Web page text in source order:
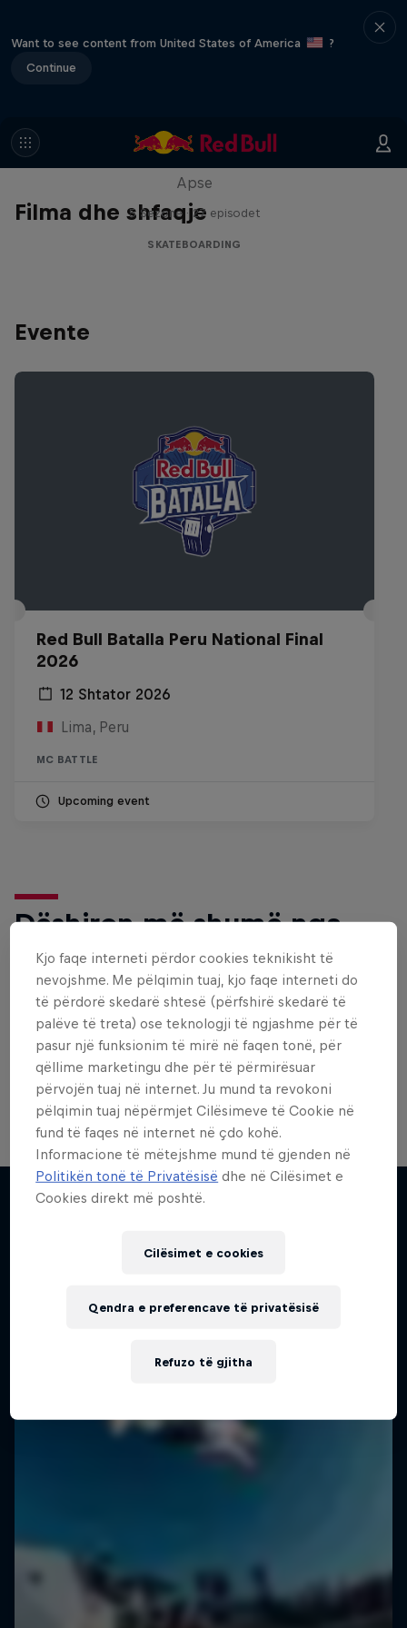
Want to see content from United States of America
?
Continue
Filma dhe shfaqje
Skate Tales
Apse
5 Sezone · 27 episodet
SKATEBOARDING
Evente
Red Bull Batalla Peru National Final
2026
12 Shtator 2026
Lima, Peru
MC BATTLE
Upcoming event
Dëshiron më shumë nga
kjo?
Skateboarding
source for skateboarding news, videos, rider …
Më shumë si kjo
Kjo faqe interneti përdor cookies teknikisht të
nevojshme. Me pëlqimin tuaj, kjo faqe interneti do
të përdorë skedarë shtesë (përfshirë skedarë të
palëve të treta) ose teknologji të ngjashme për të
pasur një funksionim të mirë në faqen tonë, për
qëllime marketingu dhe për të përmirësuar
përvojën tuaj në internet. Ju mund ta revokoni
pëlqimin tuaj nëpërmjet Cilësimeve të Cookie në
fund të faqes në internet në çdo kohë.
Informacione të mëtejshme mund të gjenden në
Politikën tonë të Privatësisë dhe në Cilësimet e
Cookies direkt më poshtë.
Cilësimet e cookies
Refuzo të gjitha
Qendra e preferencave të privatësisë